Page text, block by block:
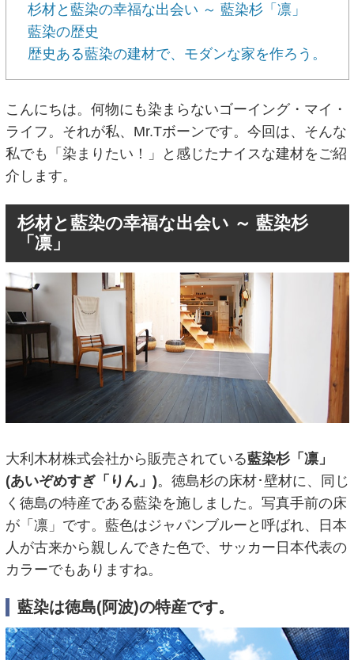
杉材と藍染の幸福な出会い ～ 藍染杉「凛」
藍染の歴史
歴史ある藍染の建材で、モダンな家を作ろう。
こんにちは。何物にも染まらないゴーイング・マイ・
ライフ。それが私、Mr.Tボーンです。今回は、そんな
私でも「染まりたい！」と感じたナイスな建材をご紹
介します。
杉材と藍染の幸福な出会い ～ 藍染杉
「凛」
大利木材株式会社から販売されている藍染杉「凛」
(あいぞめすぎ「りん」)。徳島杉の床材･壁材に、同じ
く徳島の特産である藍染を施しました。写真手前の床
が「凛」です。藍色はジャパンブルーと呼ばれ、日本
人が古来から親しんできた色で、サッカー日本代表の
カラーでもありますね。
藍染は徳島(阿波)の特産です。